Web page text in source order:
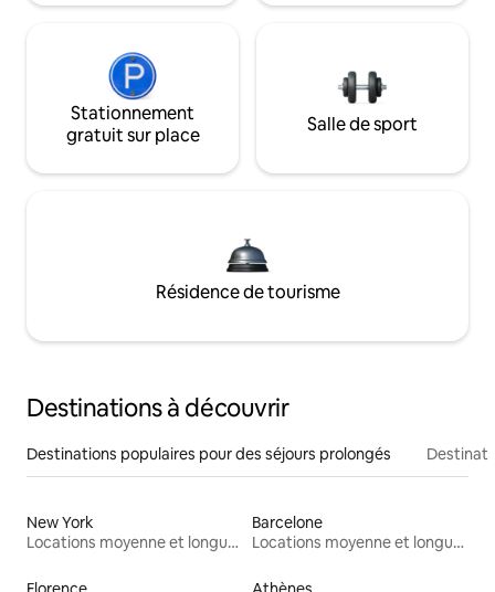
Stationnement
gratuit sur place
Salle de sport
Résidence de tourisme
Destinations à découvrir
Destinations populaires pour des séjours prolongés
New York
Locations moyenne et longue durée
Barcelone
Locations moyenne et longue durée